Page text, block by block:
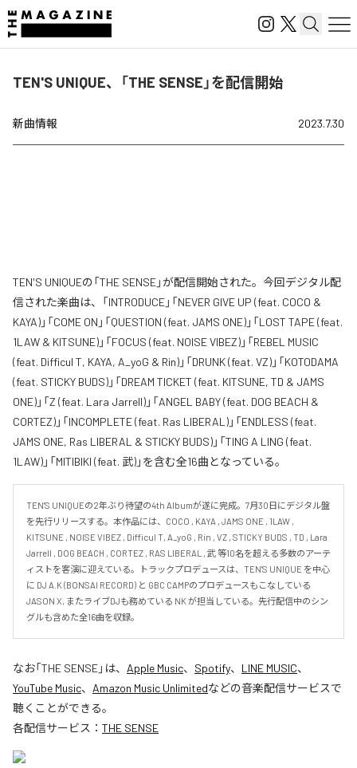
TEN'S UNIQUE、「THE SENSE」を配信開始
新曲情報 2023.7.30
TEN'S UNIQUEの「THE SENSE」が配信開始された。今回デジタル配
信された楽曲は、「INTRODUCE」「NEVER GIVE UP (feat. COCO &
KAYA)」「COME ON」「QUESTION (feat. JAMS ONE)」「LOST TAPE (feat.
1LAW & KITSUNE)」「FOCUS (feat. NOISE VIBEZ)」「REBEL MUSIC
(feat. Difficul T, KAYA, A_yoG & Rin)」「DRUNK (feat. VZ)」「KOTODAMA
(feat. STICKY BUDS)」「DREAM TICKET (feat. KITSUNE, TD & JAMS
ONE)」「Z (feat. Lara Jarrell)」「ANGEL BABY (feat. DOG BEACH &
CORTEZ)」「INCOMPLETE (feat. Ras LIBERAL)」「ENDLESS (feat.
JAMS ONE, Ras LIBERAL & STICKY BUDS)」「TING A LING (feat.
1LAW)」「MITIBIKI (feat. 武)」を含む全16曲となっている。
TEN'S UNIQUEの2年ぶり待望の4th Albumが遂に完成。7月30日にデジタル盤
を先行リリースする。本作品には、COCO , KAYA , JAMS ONE , 1LAW ,
KITSUNE , NOISE VIBEZ , Difficul T, A_yoG , Rin , VZ , STICKY BUDS , TD , Lara
Jarrell , DOG BEACH , CORTEZ , RAS LIBERAL , 武 等10名を超える多数のアーテ
ィストを客演に迎えている。トラックプロデュースは、TEN'S UNIQUE を中心
に DJ A.K (BONSAI RECORD) と GBC CAMPのプロデュースもこなしている
JASON X, またライブDJも務めている NK が担当している。先行配信中のシン
グルも含めた全16曲を収録。
なお「THE SENSE」は、 Apple Music、 Spotify、 LINE MUSIC、
YouTube Music、 Amazon Music Unlimitedなどの音楽配信サービスで
聴くことができる。
各配信サービス： THE SENSE